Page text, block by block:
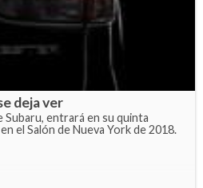
deja ver
entrará en su quinta
el Salón de Nueva York de 2018.